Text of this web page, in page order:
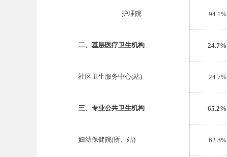
护理院 94.1%
二、基层医疗卫生机构 24.7%
社区卫生服务中心(站) 24.7%
三、专业公共卫生机构 65.2%
妇幼保健院(所、站) 62.8%